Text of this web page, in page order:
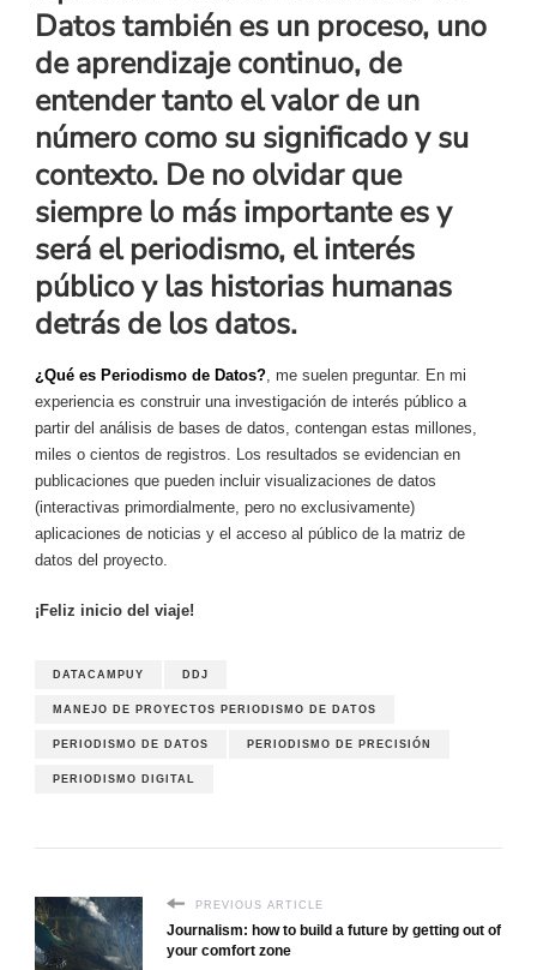
Datos también es un proceso, uno
de aprendizaje continuo, de
entender tanto el valor de un
número como su significado y su
contexto. De no olvidar que
siempre lo más importante es y
será el periodismo, el interés
público y las historias humanas
detrás de los datos.
¿Qué es Periodismo de Datos?, me suelen preguntar. En mi
experiencia es construir una investigación de interés público a
partir del análisis de bases de datos, contengan estas millones,
miles o cientos de registros. Los resultados se evidencian en
publicaciones que pueden incluir visualizaciones de datos
(interactivas primordialmente, pero no exclusivamente)
aplicaciones de noticias y el acceso al público de la matriz de
datos del proyecto.
¡Feliz inicio del viaje!
DATACAMPUY DDJ
MANEJO DE PROYECTOS PERIODISMO DE DATOS
PERIODISMO DE DATOS PERIODISMO DE PRECISIÓN
PERIODISMO DIGITAL
PREVIOUS ARTICLE
Journalism: how to build a future by getting out of
your comfort zone